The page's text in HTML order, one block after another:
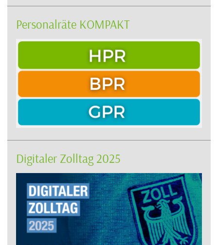
Personalräte KOMPAKT
Digitaler Zolltag 2025